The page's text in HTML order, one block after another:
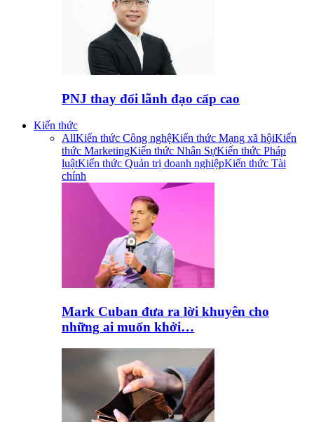
PNJ thay đổi lãnh đạo cấp cao
Kiến thức
AllKiến thức Công nghệKiến thức Mạng xã hộiKiến
thức MarketingKiến thức Nhân SựKiến thức Pháp
luậtKiến thức Quản trị doanh nghiệpKiến thức Tài
chính
Mark Cuban đưa ra lời khuyên cho
những ai muốn khởi…